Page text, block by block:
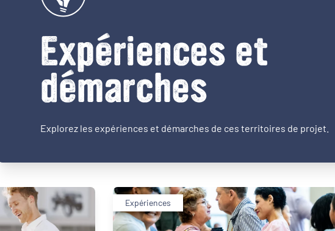
Expériences et
démarches
Explorez les expériences et démarches de ces territoires de projet.
Expériences